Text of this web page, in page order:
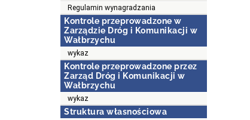
Regulamin wynagradzania
Kontrole przeprowadzone w
Zarządzie Dróg i Komunikacji w
Wałbrzychu
wykaz
Kontrole przeprowadzone przez
Zarząd Dróg i Komunikacji w
Wałbrzychu
wykaz
Struktura własnościowa